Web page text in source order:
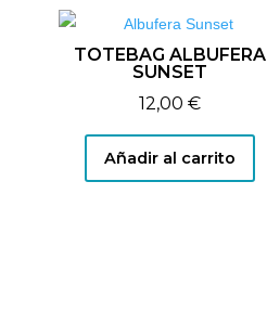
TOTEBAG ALBUFERA
SUNSET
12,00€
Añadir al carrito